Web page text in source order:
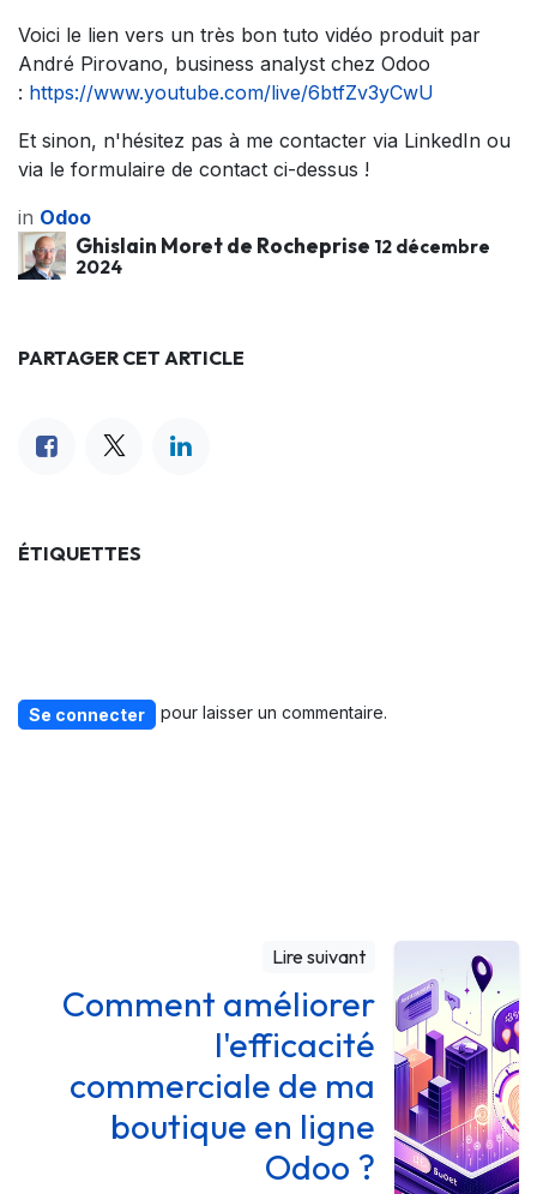
Voici le lien vers un très bon tuto vidéo produit par
André Pirovano, business analyst chez Odoo
: https://www.youtube.com/live/6btfZv3yCwU
Et sinon, n'hésitez pas à me contacter via LinkedIn ou
via le formulaire de contact ci-dessus !
in Odoo
Ghislain Moret de Rocheprise 12 décembre
2024
PARTAGER CET ARTICLE
ÉTIQUETTES
Se connecter pour laisser un commentaire.
Lire suivant
Comment améliorer
l'efficacité
commerciale de ma
boutique en ligne
Odoo ?